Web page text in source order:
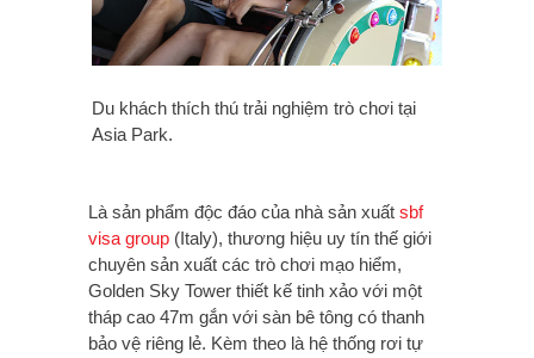
Du khách thích thú trải nghiệm trò chơi tại
Asia Park.
Là sản phẩm độc đáo của nhà sản xuất sbf
visa group (Italy), thương hiệu uy tín thế giới
chuyên sản xuất các trò chơi mạo hiểm,
Golden Sky Tower thiết kế tinh xảo với một
tháp cao 47m gắn với sàn bê tông có thanh
bảo vệ riêng lẻ. Kèm theo là hệ thống rơi tự